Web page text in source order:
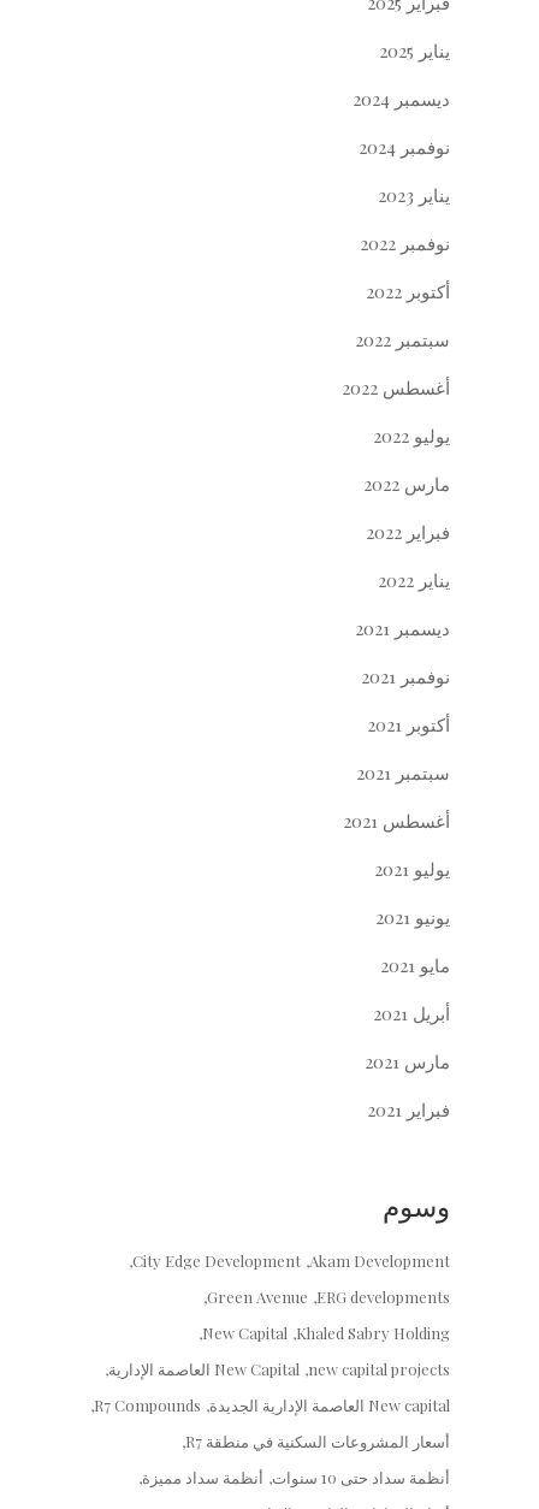
يناير 2025
ديسمبر 2024
نوفمبر 2024
يناير 2023
نوفمبر 2022
أكتوبر 2022
سبتمبر 2022
أغسطس 2022
يوليو 2022
مارس 2022
فبراير 2022
يناير 2022
ديسمبر 2021
نوفمبر 2021
أكتوبر 2021
سبتمبر 2021
أغسطس 2021
يوليو 2021
يونيو 2021
مايو 2021
أبريل 2021
مارس 2021
فبراير 2021
وسوم
Akam Development
City Edge Development
ERG developments
Green Avenue
Khaled Sabry Holding
New Capital
new capital projects New Capital العاصمة الإدارية
New capital العاصمة الإدارية الجديدة
R7 Compounds
أسعار المشروعات السكنية في منطقة R7
أنظمة سداد حتى 10 سنوات
أنظمة سداد مميزة